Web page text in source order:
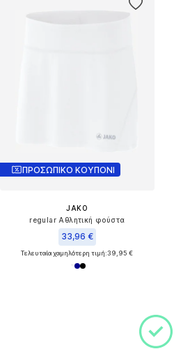
ΠΡΟΣΩΠΙΚΟ ΚΟΥΠΟΝΙ
JAKO
regular Αθλητική φούστα
33,96 €
Τελευταία χαμηλότερη τιμή:39,95 €